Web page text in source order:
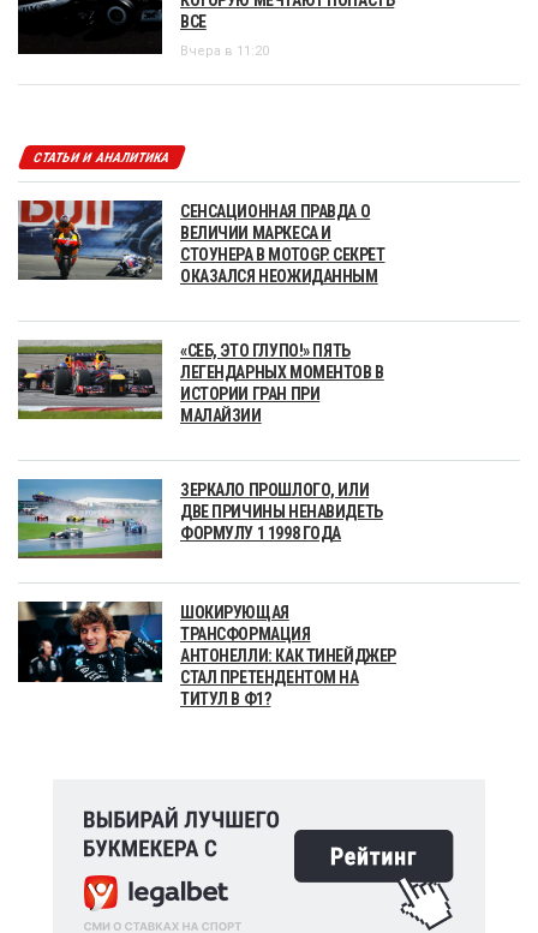
ВСЕ
Вчера в 11:20
СТАТЬИ И АНАЛИТИКА
СЕНСАЦИОННАЯ ПРАВДА О
ВЕЛИЧИИ МАРКЕСА И
СТОУНЕРА В MOTOGP. СЕКРЕТ
ОКАЗАЛСЯ НЕОЖИДАННЫМ
«СЕБ, ЭТО ГЛУПО!» ПЯТЬ
ЛЕГЕНДАРНЫХ МОМЕНТОВ В
ИСТОРИИ ГРАН ПРИ
МАЛАЙЗИИ
ЗЕРКАЛО ПРОШЛОГО, ИЛИ
ДВЕ ПРИЧИНЫ НЕНАВИДЕТЬ
ФОРМУЛУ 1 1998 ГОДА
ШОКИРУЮЩАЯ
ТРАНСФОРМАЦИЯ
АНТОНЕЛЛИ: КАК ТИНЕЙДЖЕР
СТАЛ ПРЕТЕНДЕНТОМ НА
ТИТУЛ В Ф1?